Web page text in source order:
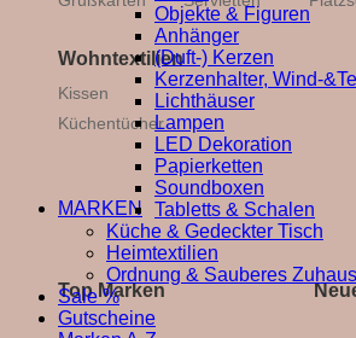
Wohntextilien
Kissen
Küchentücher
MARKEN
Top Marken
Objekte & Figuren
Anhänger
(Duft-) Kerzen
Kerzenhalter, Wind-
Lichthäuser
Lampen
LED Dekoration
Papierketten
Soundboxen
Tabletts & Schalen
Küche & Gedeckter Tisch
Heimtextilien
Ordnung & Sauberes
Sale %
Gutscheine